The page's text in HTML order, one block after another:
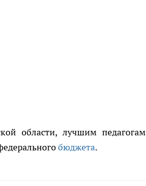
области, лучшим педагогам
бюджета.